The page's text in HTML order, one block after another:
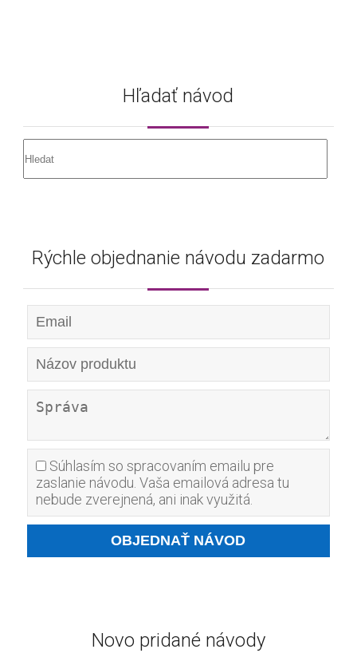
Hľadať návod
Rýchle objednanie návodu zadarmo
Súhlasím so spracovaním emailu pre
zaslanie návodu. Vaša emailová adresa tu
nebude zverejnená, ani inak využitá.
Novo pridané návody